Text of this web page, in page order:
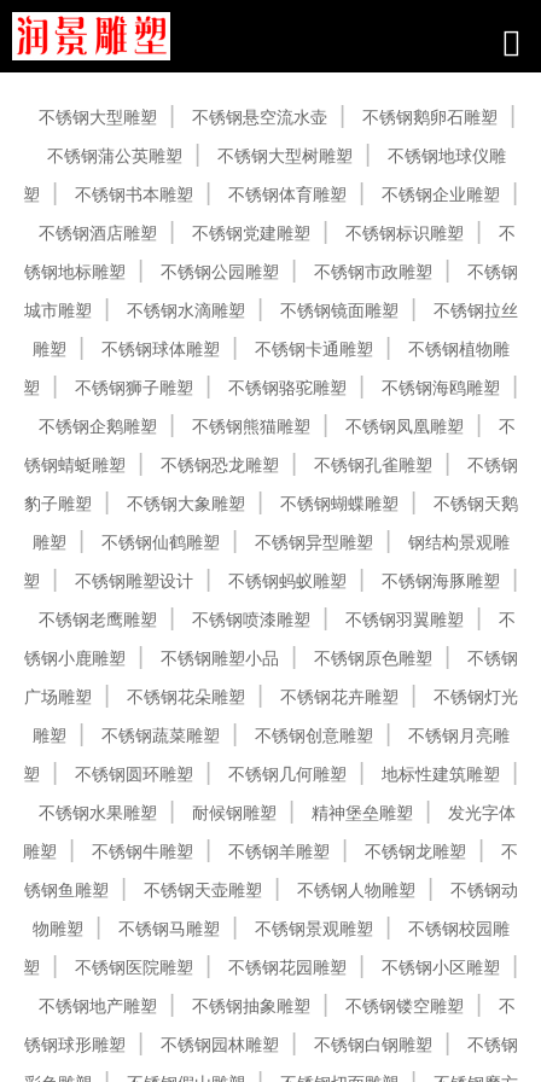
不锈钢大型雕塑 不锈钢悬空流水壶
不锈钢鹅卵石雕塑
不锈钢蒲公英雕塑
不锈钢大型树雕塑
不锈钢地球仪雕
塑
不锈钢书本雕塑 不锈钢体育雕塑
不锈钢企业雕塑
不锈钢酒店雕塑
不锈钢党建雕塑 不锈钢标识雕塑
不
锈钢地标雕塑
不锈钢公园雕塑 不锈钢市政雕塑
不锈钢
城市雕塑
不锈钢水滴雕塑 不锈钢镜面雕塑
不锈钢拉丝
雕塑
不锈钢球体雕塑 不锈钢卡通雕塑
不锈钢植物雕
塑
不锈钢狮子雕塑 不锈钢骆驼雕塑
不锈钢海鸥雕塑
不锈钢企鹅雕塑
不锈钢熊猫雕塑 不锈钢凤凰雕塑
不
锈钢蜻蜓雕塑
不锈钢恐龙雕塑 不锈钢孔雀雕塑
不锈钢
豹子雕塑
不锈钢大象雕塑 不锈钢蝴蝶雕塑
不锈钢天鹅
雕塑
不锈钢仙鹤雕塑 不锈钢异型雕塑
钢结构景观雕
塑
不锈钢雕塑设计 不锈钢蚂蚁雕塑
不锈钢海豚雕塑
不锈钢老鹰雕塑
不锈钢喷漆雕塑 不锈钢羽翼雕塑
不
锈钢小鹿雕塑
不锈钢雕塑小品 不锈钢原色雕塑
不锈钢
广场雕塑
不锈钢花朵雕塑 不锈钢花卉雕塑
不锈钢灯光
雕塑
不锈钢蔬菜雕塑 不锈钢创意雕塑
不锈钢月亮雕
塑
不锈钢圆环雕塑 不锈钢几何雕塑
地标性建筑雕塑
不锈钢水果雕塑
耐候钢雕塑 精神堡垒雕塑
发光字体
雕塑
不锈钢牛雕塑 不锈钢羊雕塑 不锈钢龙雕塑
不
锈钢鱼雕塑
不锈钢天壶雕塑 不锈钢人物雕塑
不锈钢动
物雕塑
不锈钢马雕塑 不锈钢景观雕塑
不锈钢校园雕
塑
不锈钢医院雕塑 不锈钢花园雕塑
不锈钢小区雕塑
不锈钢地产雕塑
不锈钢抽象雕塑 不锈钢镂空雕塑
不
锈钢球形雕塑
不锈钢园林雕塑 不锈钢白钢雕塑
不锈钢